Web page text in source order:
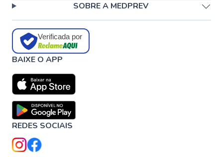
SOBRE A MEDPREV
Verificada por
BAIXE O APP
REDES SOCIAIS